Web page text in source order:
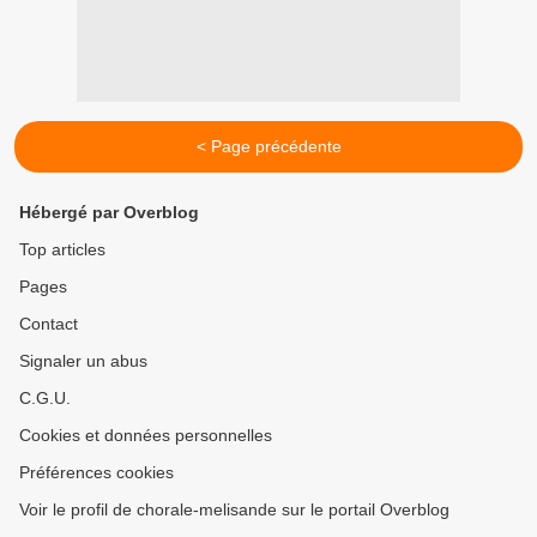
< Page précédente
Hébergé par Overblog
Top articles
Pages
Contact
Signaler un abus
C.G.U.
Cookies et données personnelles
Préférences cookies
Voir le profil de chorale-melisande sur le portail Overblog